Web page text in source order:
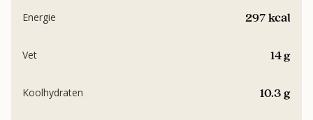
297 kcal
Energie
14 g
Vet
10.3 g
Koolhydraten